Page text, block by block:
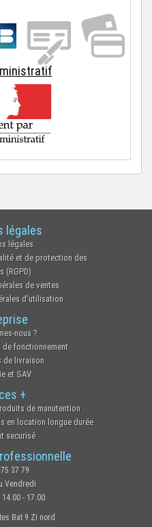
légales
légales
et de protection des
(RGPD)
de ventes
d'utilisation
nous ?
fonctionnement
de livraison
et SAV
+
de manutention
en location longue durée
securisé
37 79
Vendredi
- 17.00
Bat 9 Zi nord